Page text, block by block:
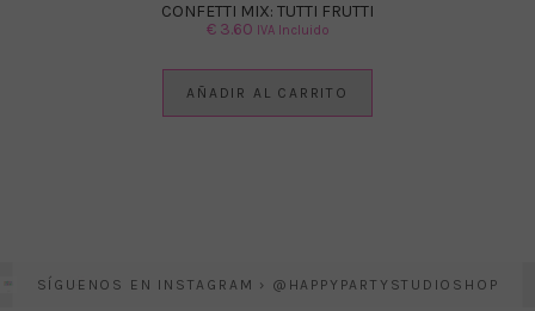
CONFETTI MIX: TUTTI FRUTTI
€3.60 IVA Incluido
AÑADIR AL CARRITO
SÍGUENOS EN INSTAGRAM › @HAPPYPARTYSTUDIOSHOP